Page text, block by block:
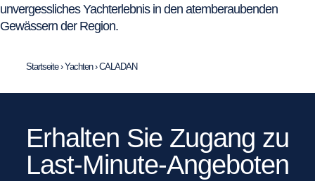
unvergessliches Yachterlebnis in den atemberaubenden
Gewässern der Region.
Startseite›Yachten›CALADAN
Erhalten Sie Zugang zu
Last-Minute-Angeboten